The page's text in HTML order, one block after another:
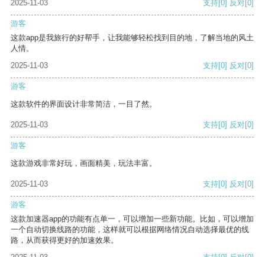
2025-11-03 支持[0] 反对[0]
游客
这款app是我旅行的好帮手，让我能够轻松找到目的地，了解当地的风土
人情。
2025-11-03
支持[0] 反对[0]
游客
这款软件的界面设计非常简洁，一目了然。
2025-11-03 支持[0] 反对[0]
游客
这款游戏非常好玩，画面精美，玩法丰富。
2025-11-03 支持[0] 反对[0]
游客
这款加速器app的功能有点单一，可以增加一些新功能。比如，可以增加
一个自动切换线路的功能，这样就可以根据网络情况自动选择最优的线
路，从而获得更好的加速效果。